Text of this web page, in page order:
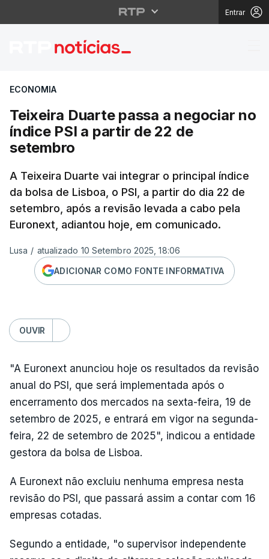
Entrar
Teixeira Duarte
ECONOMIA
Teixeira Duarte passa a negociar no
índice PSI a partir de 22 de
setembro
A Teixeira Duarte vai integrar o principal índice
da bolsa de Lisboa, o PSI, a partir do dia 22 de
setembro, após a revisão levada a cabo pela
Euronext, adiantou hoje, em comunicado.
Lusa / atualizado 10 Setembro 2025, 18:06
ADICIONAR COMO FONTE INFORMATIVA
OUVIR
"A Euronext anunciou hoje os resultados da revisão
anual do PSI, que será implementada após o
encerramento dos mercados na sexta-feira, 19 de
setembro de 2025, e entrará em vigor na segunda-
feira, 22 de setembro de 2025", indicou a entidade
gestora da bolsa de Lisboa.
A Euronext não excluiu nenhuma empresa nesta
revisão do PSI, que passará assim a contar com 16
empresas cotadas.
Segundo a entidade, "o supervisor independente